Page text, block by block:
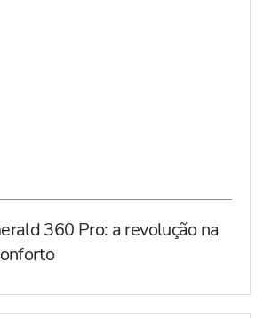
360 Pro: a revolução na